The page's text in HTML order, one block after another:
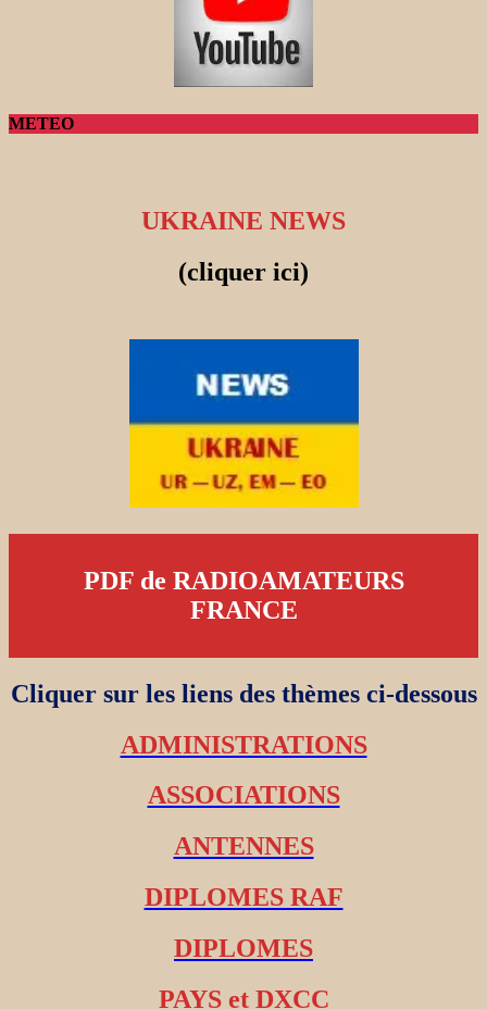
METEO
UKRAINE NEWS
(cliquer ici)
PDF de RADIOAMATEURS
FRANCE
Cliquer sur les liens des thèmes ci-dessous
ADMINISTRATIONS
ASSOCIATIONS
ANTENNES
DIPLOMES RAF
DIPLOMES
PAYS et DXCC